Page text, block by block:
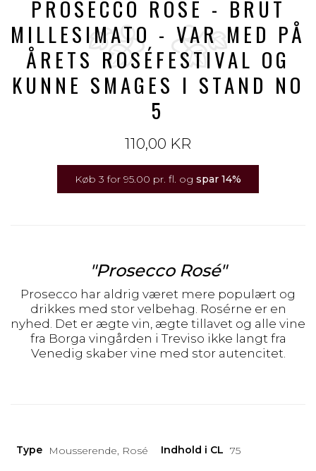
PROSECCO ROSÉ - BRUT
MILLESIMATO - VAR MED PÅ
ÅRETS ROSÉFESTIVAL OG
KUNNE SMAGES I STAND NO
5
110,00 KR
Køb 3 for 95.00 pr. fl. og spar 14%
"Prosecco Rosé"
Prosecco har aldrig været mere populært og
drikkes med stor velbehag. Rosérne er en
nyhed. Det er ægte vin, ægte tillavet og alle vine
fra Borga vingården i Treviso ikke langt fra
Venedig skaber vine med stor autencitet.
Type Mousserende, Rosé Indhold i CL 75